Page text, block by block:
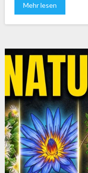
Mehr lesen